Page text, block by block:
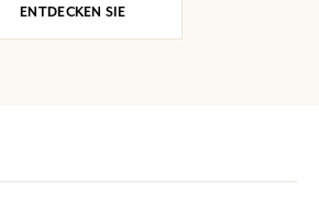
ENTDECKEN SIE